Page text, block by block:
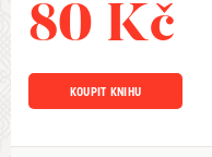
80 Kč
KOUPIT KNIHU